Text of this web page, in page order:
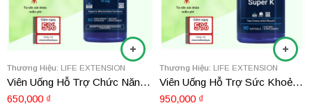
Thương Hiệu: LIFE EXTENSION
Viên Uống Hỗ Trợ Chức Năng Ty Thể Life Extension PQQ 10mg 60 viên
650,000 ₫
Thương Hiệu: LIFE EXTENSION
Viên Uống Hỗ Trợ Sức Khoẻ Xương Khớp Và Tim Mạch Life Extension Super K 90 viên
950,000 ₫